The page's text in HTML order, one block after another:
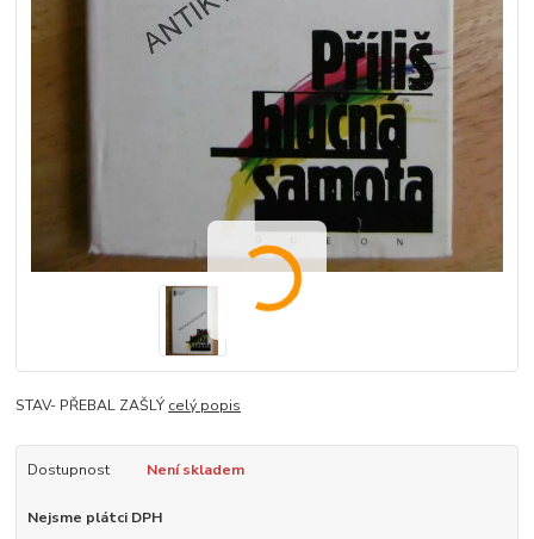
STAV- PŘEBAL ZAŠLÝ celý popis
Dostupnost Není skladem
Nejsme plátci DPH